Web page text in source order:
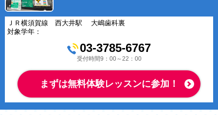
ＪＲ横須賀線 西大井駅 大嶋歯科裏
対象学年：
03-3785-6767
受付時間9：00～22：00
まずは無料体験レッスンに参加！